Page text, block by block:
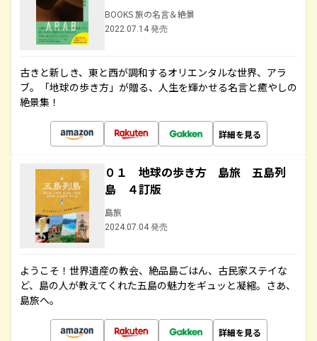
BOOKS 旅の名言＆絶景
2022.07.14 発売
古きと新しき、東と西が調和するオリエンタルな世界、アラ
ブ。「地球の歩き方」が贈る、人生を輝かせる名言と癒やしの
絶景集！
詳細を見る
０１ 地球の歩き方 島旅 五島列
島 ４訂版
島旅
2024.07.04 発売
ようこそ！世界遺産の教会、絶品島ごはん、古民家ステイな
ど、島の人が教えてくれた五島の魅力をギュッと凝縮。さあ、
島旅へ。
詳細を見る